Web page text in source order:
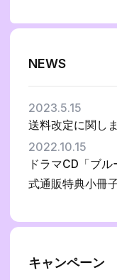
NEWS
2023.5.15
送料改定に関し
2022.10.15
ドラマCD「ブ
式通販特典小冊
キャンペーン